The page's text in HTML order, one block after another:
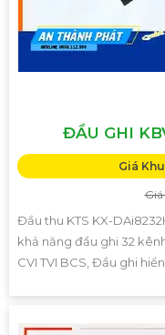
ĐẦU GHI
Giá
Đầu thu KTS KX-
khả năng đầu ghi 32
CVI TVI BCS, Đầu ghi